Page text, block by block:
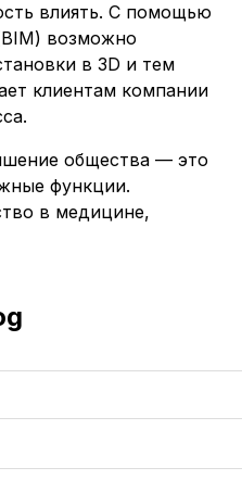
влиять. С помощью
возможно
в 3D и тем
клиентам компании
общества — это
функции.
в медицине,